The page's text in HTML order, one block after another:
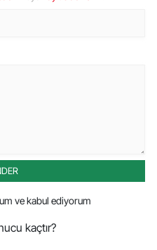
ve kabul ediyorum
kaçtır?